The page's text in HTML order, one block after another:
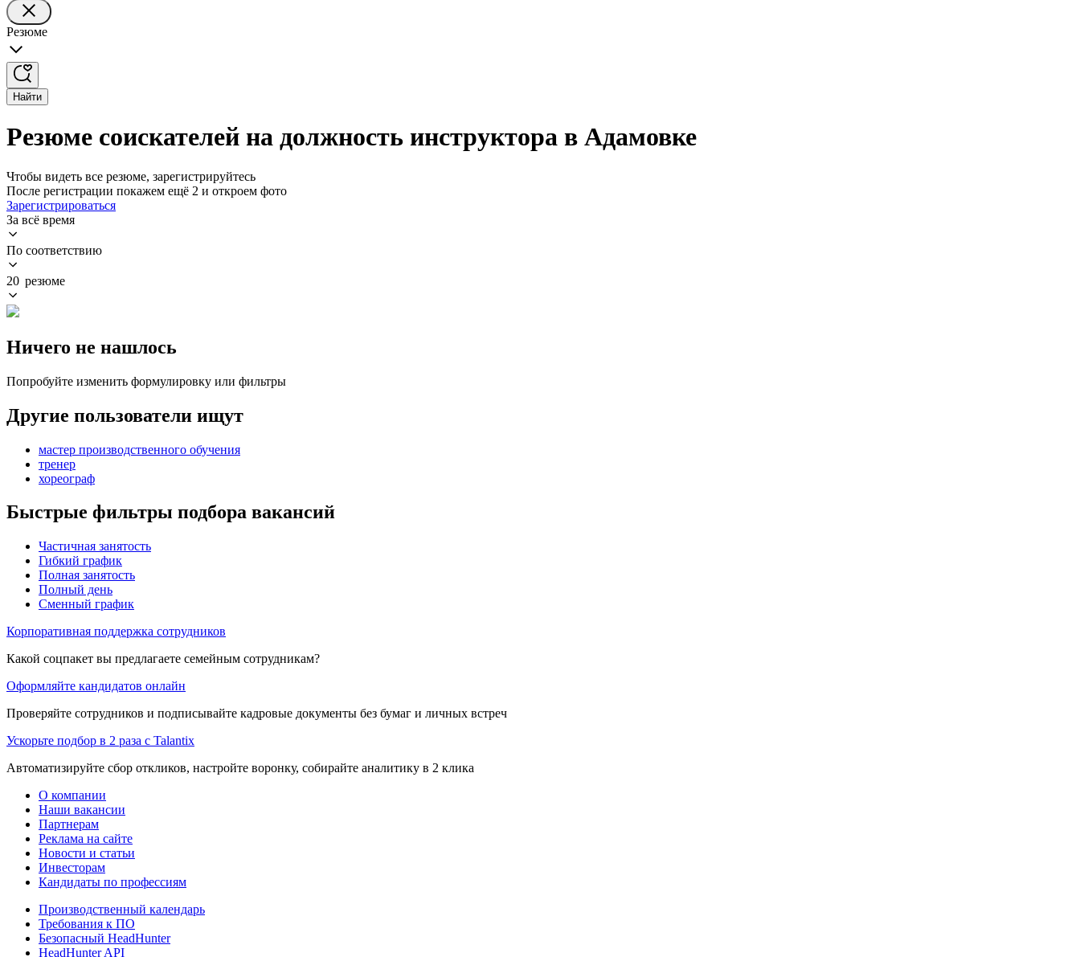
Резюме
Найти
Резюме соискателей на должность инструктора в Адамовке
Чтобы видеть все резюме, зарегистрируйтесь
После регистрации покажем ещё 2 и откроем фото
Зарегистрироваться
За всё время
По соответствию
20 резюме
Ничего не нашлось
Попробуйте изменить формулировку или фильтры
Другие пользователи ищут
мастер производственного обучения
тренер
хореограф
Быстрые фильтры подбора вакансий
Частичная занятость
Гибкий график
Полная занятость
Полный день
Сменный график
Корпоративная поддержка сотрудников
Какой соцпакет вы предлагаете семейным сотрудникам?
Оформляйте кандидатов онлайн
Проверяйте сотрудников и подписывайте кадровые документы без бумаг и личных встреч
Ускорьте подбор в 2 раза с Talantix
Автоматизируйте сбор откликов, настройте воронку, собирайте аналитику в 2 клика
О компании
Наши вакансии
Партнерам
Реклама на сайте
Новости и статьи
Инвесторам
Кандидаты по профессиям
Производственный календарь
Требования к ПО
Безопасный HeadHunter
HeadHunter API